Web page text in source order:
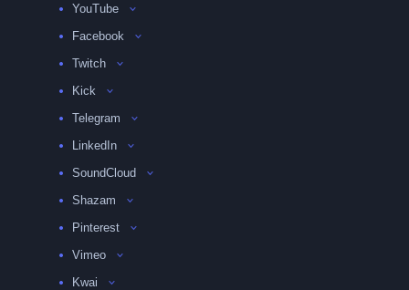
YouTube
Facebook
Twitch
Kick
Telegram
LinkedIn
SoundCloud
Shazam
Pinterest
Vimeo
Kwai